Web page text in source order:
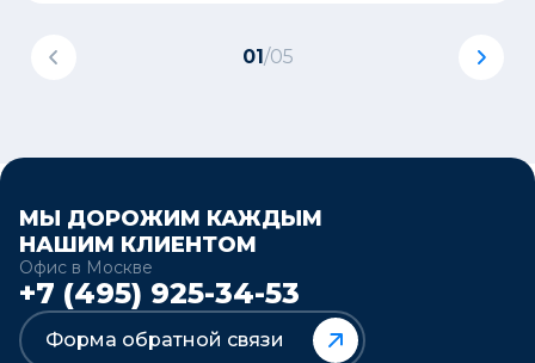
01 /05
МЫ ДОРОЖИМ КАЖДЫМ
НАШИМ КЛИЕНТОМ
Офис в Москве
+7 (495) 925-34-53
Форма обратной связи